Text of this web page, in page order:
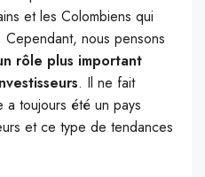
et les Colombiens qui
nous pensons
rôle plus important
. Il ne fait
a toujours été un pays
et ce type de tendances